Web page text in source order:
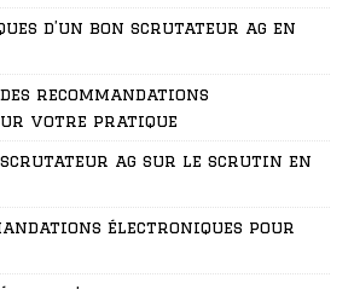
d’un bon scrutateur ag en
recommandations
votre pratique
scrutateur ag sur le scrutin en
électroniques pour